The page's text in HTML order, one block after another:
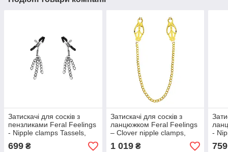
Затискачі для сосків з
пензликами Feral Feelings
- Nipple clamps Tassels,
срібло/чорний
699 ₴
Затискачі для сосків з
ланцюжком Feral Feelings
– Clover nipple clamps,
золото/білий
1 019₴
-
759